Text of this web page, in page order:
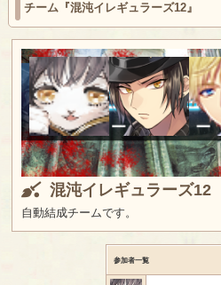
チーム『混沌イレギュラーズ12』
混沌イレギュラーズ12
自動結成チームです。
参加者一覧